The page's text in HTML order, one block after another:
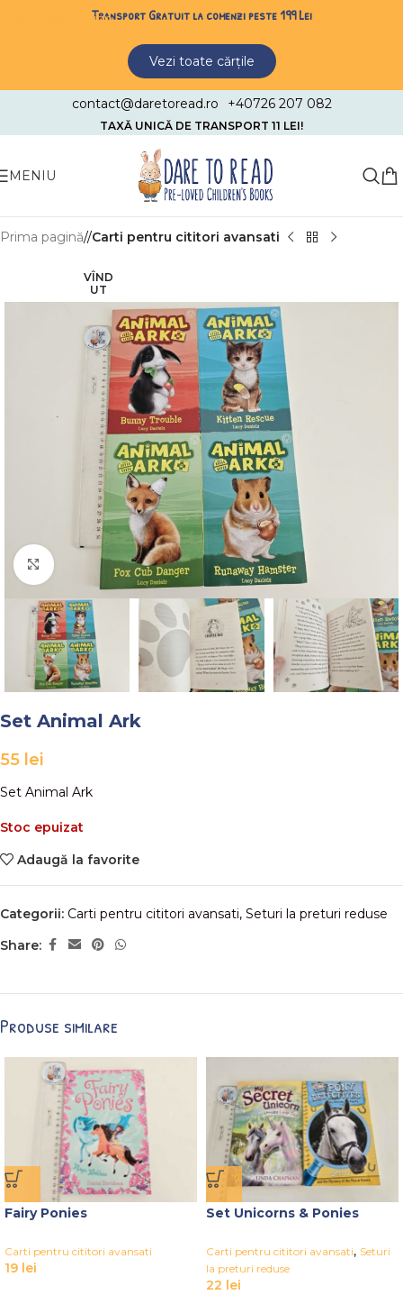
Skip to navigationTransport Gratuit la comenzi peste 199 Lei
Vezi toate cărțile
contact@daretoread.ro +40726 207 082
TAXĂ UNICĂ DE TRANSPORT 11 LEI!
MENIU
Prima pagină/ Carti pentru cititori avansati
VÎND
UT
Faceți click pentru a mări
Set Animal Ark
55 lei
Set Animal Ark
Stoc epuizat
Adaugă la favorite
Categorii: Carti pentru cititori avansati, Seturi la preturi reduse
Share:
Produse similare
Fairy Ponies
Carti pentru cititori avansati
19 lei
Set Unicorns & Ponies
Carti pentru cititori avansati, Seturi
la preturi reduse
22 lei